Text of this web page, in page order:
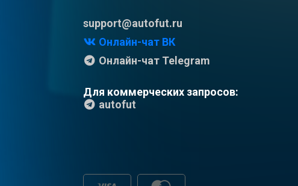
support@autofut.ru
Онлайн-чат ВК
Онлайн-чат Telegram
Для коммерческих запросов:
autofut